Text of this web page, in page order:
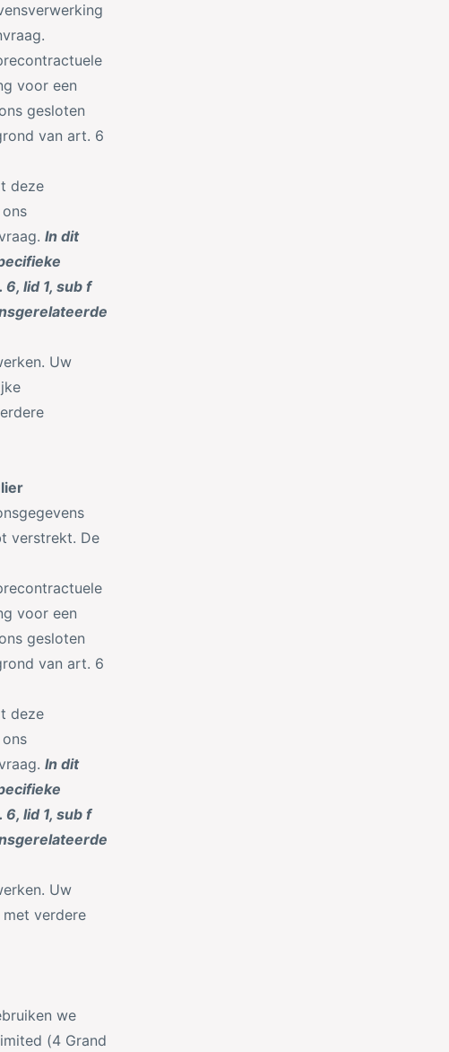
voor een
gesloten
van art. 6
deze
In dit
lid 1, sub f
Uw
verstrekt. De
voor een
gesloten
van art. 6
deze
In dit
lid 1, sub f
Uw
verdere
we
(4 Grand